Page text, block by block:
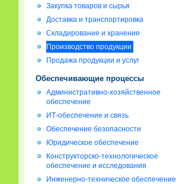
Закупка товаров и сырья
Доставка и транспортировка
Складирование и хранение
Производство продукции
Продажа продукции и услуг
Обеспечивающие процессы
Административно-хозяйственное
обеспечение
ИТ-обеспечение и связь
Обеспечение безопасности
Юридическое обеспечение
Конструкторско-технологическое
обеспечение и исследования
Инженерно-техническое обеспечение